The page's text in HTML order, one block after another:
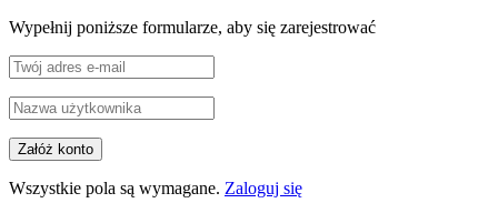
Wypełnij poniższe formularze, aby się zarejestrować
Wszystkie pola są wymagane. Zaloguj się